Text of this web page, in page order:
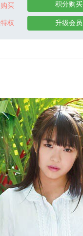
买
权
积分购买
升级会员